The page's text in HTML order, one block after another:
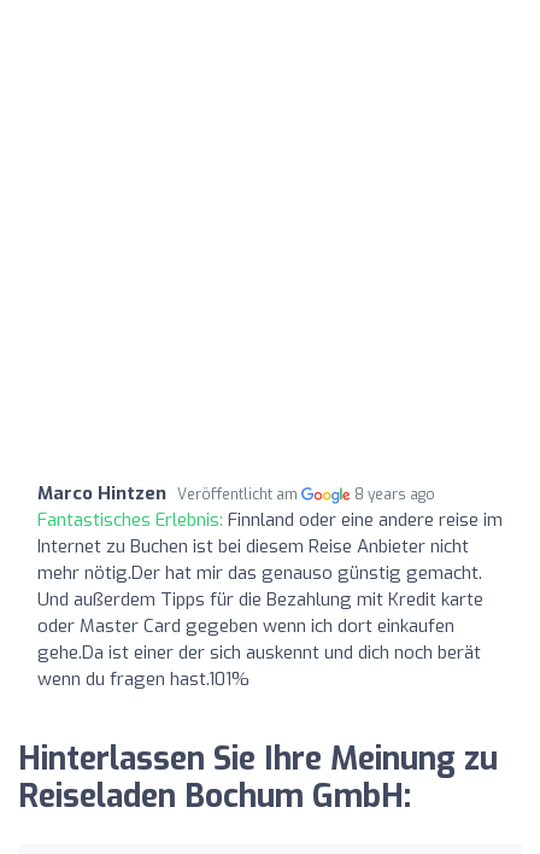
Marco Hintzen Veröffentlicht am 8 years ago
Fantastisches Erlebnis: Finnland oder eine andere reise im
Internet zu Buchen ist bei diesem Reise Anbieter nicht
mehr nötig.Der hat mir das genauso günstig gemacht.
Und außerdem Tipps für die Bezahlung mit Kredit karte
oder Master Card gegeben wenn ich dort einkaufen
gehe.Da ist einer der sich auskennt und dich noch berät
wenn du fragen hast.101%
Hinterlassen Sie Ihre Meinung zu
Reiseladen Bochum GmbH: